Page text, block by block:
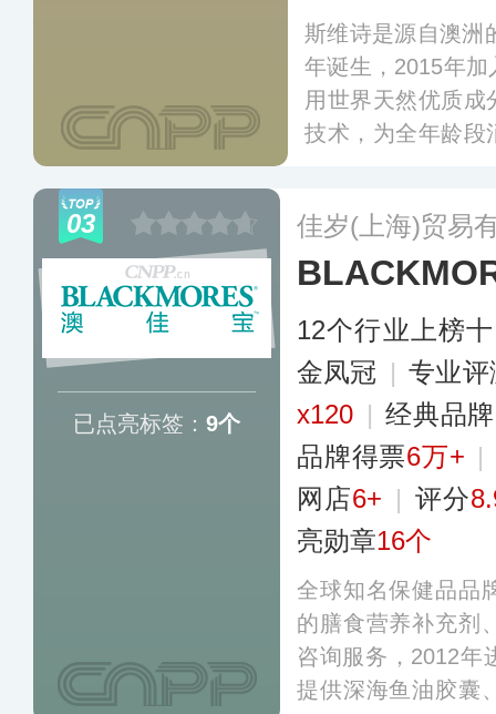
斯维诗是源自澳洲
年诞生，2015年
用世界天然优质成
技术，为全年龄段
03
已点亮标签： 9个
佳岁(上海)贸易
12个行业上榜
金凤冠 | 专业​
x120 | 经典品
品牌得票6万+ |
网店6+ | 评分
亮勋章16个
全球知名保健品品
的膳食营养补充剂
咨询服务，2012年
提供深海鱼油胶囊